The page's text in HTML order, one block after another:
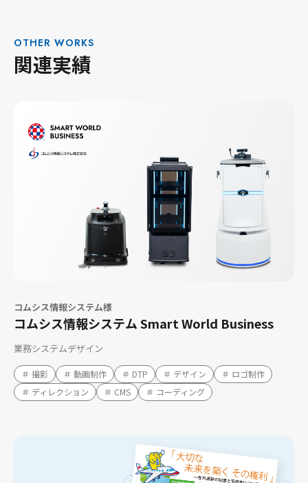
OTHER WORKS
関連実績
コムシス情報システム様
コムシス情報システム Smart World Business
業務システムデザイン
＃ 撮影 ＃ 動画制作 ＃ DTP ＃ デザイン
＃ ロゴ制作
＃ ディレクション
＃ CMS ＃ コーディング